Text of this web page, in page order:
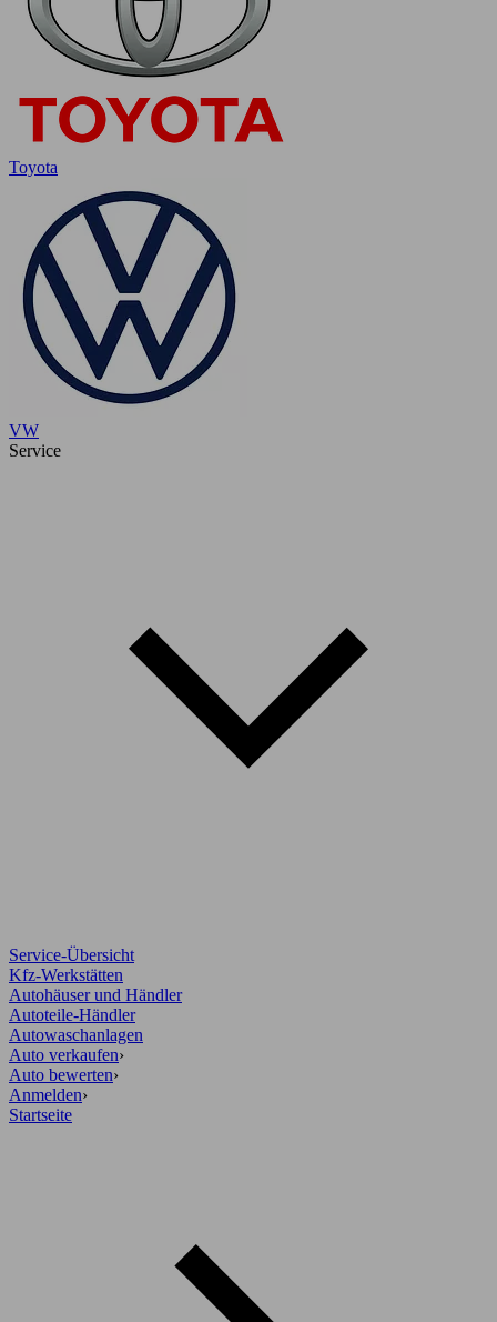
Toyota
VW
Service
Service-Übersicht
Kfz-Werkstätten
Autohäuser und Händler
Autoteile-Händler
Autowaschanlagen
Auto verkaufen›
Auto bewerten›
Anmelden›
Startseite